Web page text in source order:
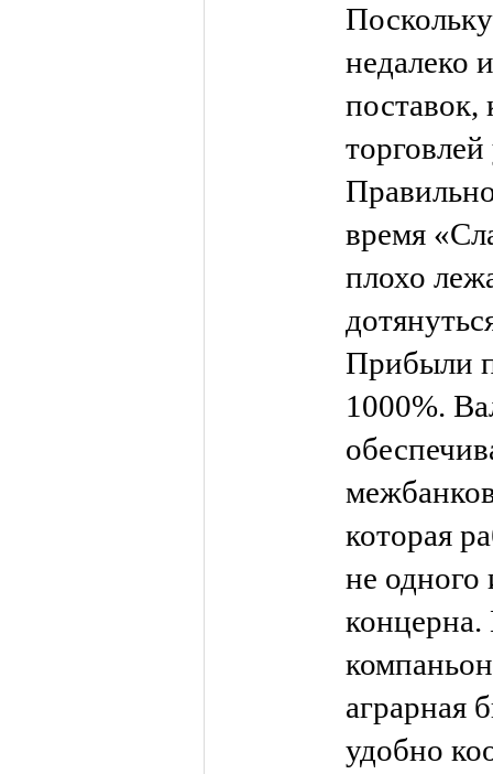
недалеко
поставок,
время
плохо
Прибыли
1000%.
которая
не одного
аграрная
удобно